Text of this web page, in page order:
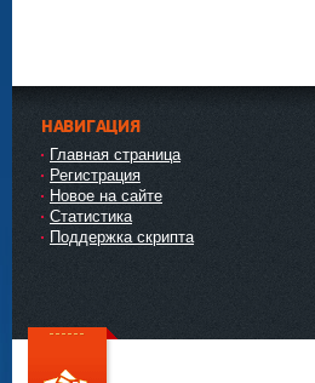
НАВИГАЦИЯ
Главная страница
Регистрация
Новое на сайте
Статистика
Поддержка скрипта